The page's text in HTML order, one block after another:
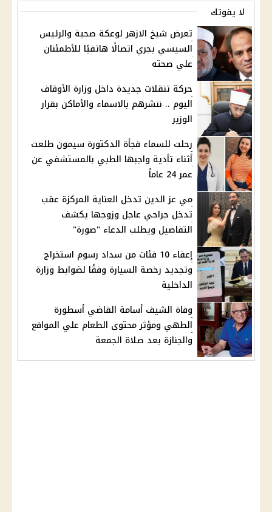
لا يفوتك
تعرض شيخ الازهر لوعكة صحية والرئيس
السيسي يجري اتصالًا هاتفيًا للأطمئنان
علي صحته
حركة تنقلات جديدة داخل وزارة الأوقاف
اليوم .. ننشرهم بالاسماء والأماكن بقرار
الوزير
رحلت للسماء فجأة الدكتورة سيمون طلعت
أثناء تأدية واجبها الطبي بالمستشفي عن
عمر 24 عاماً
مي عز الدين تدخل العناية المركزة عقب
تدخل جراحي عاجل وزوجها يكشف
التفاصيل ويطلب الدعاء "صورة"
إعفاء 10 فئات من سداد رسوم استخراج
وتجديد رخصة السيارة وفقًا لضوابط وزارة
الداخلية
وفاة الشيف أسامة القاضي أسطورة
الطهي ومؤثر محتوى الطعام علي المواقع
والجنازة بعد صلاة الجمعة